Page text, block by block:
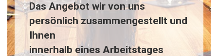
Das Angebot wir von uns
persönlich zusammengestellt und
Ihnen
innerhalb eines Arbeitstages